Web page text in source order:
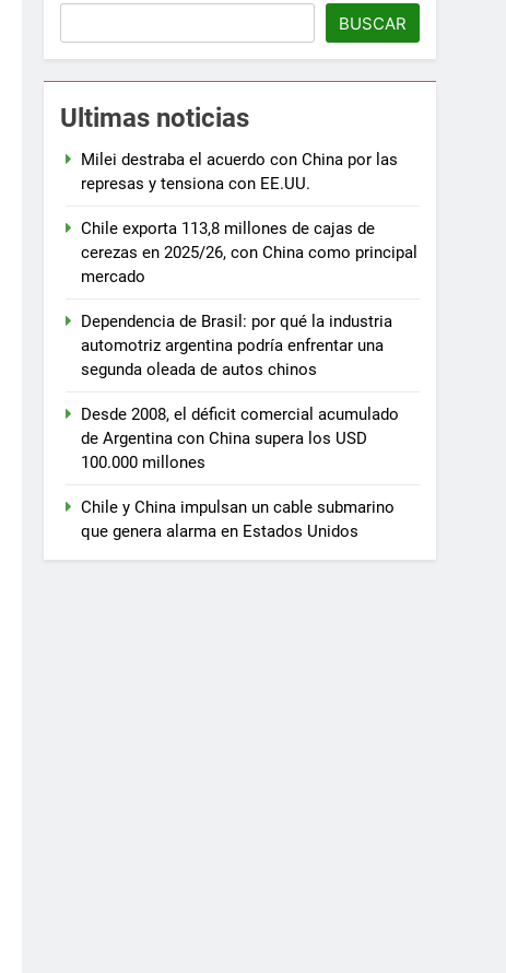
BUSCAR
Ultimas noticias
Milei destraba el acuerdo con China por las
represas y tensiona con EE.UU.
Chile exporta 113,8 millones de cajas de
cerezas en 2025/26, con China como principal
mercado
Dependencia de Brasil: por qué la industria
automotriz argentina podría enfrentar una
segunda oleada de autos chinos
Desde 2008, el déficit comercial acumulado
de Argentina con China supera los USD
100.000 millones
Chile y China impulsan un cable submarino
que genera alarma en Estados Unidos